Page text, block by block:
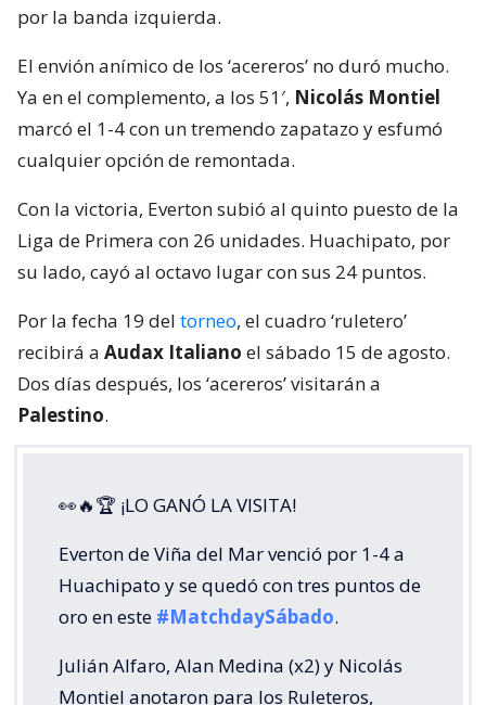
por la banda izquierda.
El envión anímico de los ‘acereros’ no duró mucho.
Ya en el complemento, a los 51′, Nicolás Montiel
marcó el 1-4 con un tremendo zapatazo y esfumó
cualquier opción de remontada.
Con la victoria, Everton subió al quinto puesto de la
Liga de Primera con 26 unidades. Huachipato, por
su lado, cayó al octavo lugar con sus 24 puntos.
Por la fecha 19 del torneo, el cuadro ‘ruletero’
recibirá a Audax Italiano el sábado 15 de agosto.
Dos días después, los ‘acereros’ visitarán a
Palestino.
👀🔥🏆 ¡LO GANÓ LA VISITA!
Everton de Viña del Mar venció por 1-4 a
Huachipato y se quedó con tres puntos de
oro en este #MatchdaySábado.
Julián Alfaro, Alan Medina (x2) y Nicolás
Montiel anotaron para los Ruleteros,